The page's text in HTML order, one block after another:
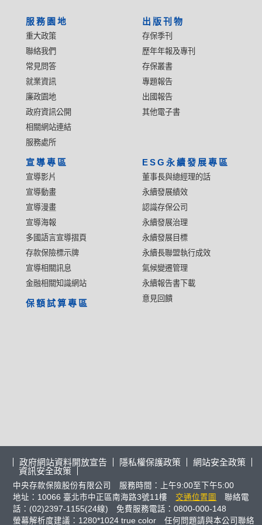
服務園地
重大政策
聯絡我們
常見問答
就業資訊
廉政園地
政府資訊公開
相關網站連結
服務處所
出版刊物
存保季刊
歷年年報及專刊
存保叢書
專題報告
出國報告
其他電子書
宣導專區
宣導影片
宣導動畫
宣導漫畫
宣導海報
多國語言宣導摺頁
存款保險標示牌
宣導相關訊息
金融相關知識網站
ESG永續發展專區
董事長與總經理的話
永續發展績效
認識存保公司
永續發展治理
永續發展目標
永續長聯盟執行成效
氣候變遷管理
永續報告書下載
意見回饋
保額試算專區
政府網站資料開放宣告 隱私權保護政策
網站安全政策
資訊安全政策
中央存款保險股份有限公司 服務時間：上午9:00至下午5:00
地址：10066 臺北市中正區南海路3號11樓
交通位置圖
聯絡電
話：(02)2397-1155(24線) 免費服務電話：0800-000-148
螢幕解析度建議：1280*1024 true color 任何問題請與本公司聯絡